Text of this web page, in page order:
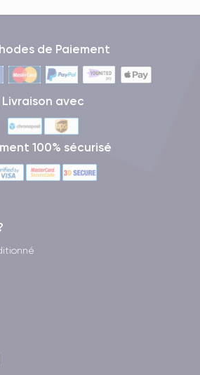
de Paiement
Livraison avec
100% sécurisé